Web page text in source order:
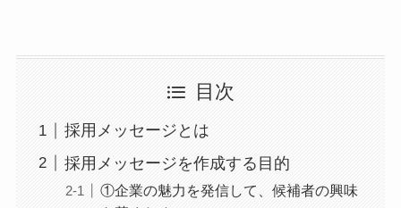
目次
採用メッセージとは
採用メッセージを作成する目的
①企業の魅力を発信して、候補者の興味